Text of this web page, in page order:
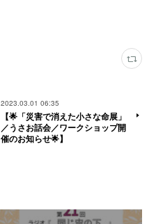
2023.03.01 06:35
【🌟「災害で消えた小さな命展」
／うさお話会／ワークショップ開
催のお知らせ🌟】